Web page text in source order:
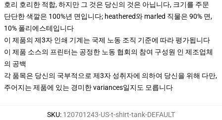
호리 호리한 적합, 하지만 그 것은 당신의 것은 아닙니다, 크기를 주문
단단한 색깔은 100%년 면입니다; heathered와 marled 직물은 90% 면,
10% 폴리에스테입니다
이 제품의 제3자 인쇄 기계는 국제 노동 조직 기준에 따라 평가됩니다
이 제품 소스의 프린터는 공정한 노동 협회의 참여 구성원 인 제조업체
의 공백
각 품목은 당신의 국부적으로 제3자 성취자에 의하여 당신을 위해 다만,
주어지는 제품에 있는 경미한 variances일지도 모릅니다
SKU: 120701243-US-t-shirt-tank-DEFAULT